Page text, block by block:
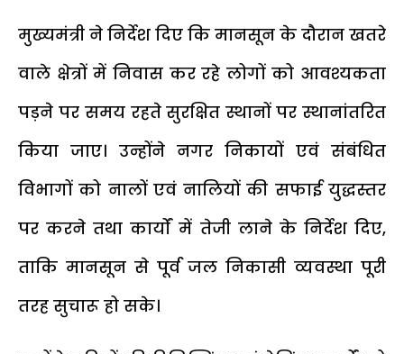
मुख्यमंत्री ने निर्देश दिए कि मानसून के दौरान खतरे
वाले क्षेत्रों में निवास कर रहे लोगों को आवश्यकता
पड़ने पर समय रहते सुरक्षित स्थानों पर स्थानांतरित
किया जाए। उन्होंने नगर निकायों एवं संबंधित
विभागों को नालों एवं नालियों की सफाई युद्धस्तर
पर करने तथा कार्यों में तेजी लाने के निर्देश दिए,
ताकि मानसून से पूर्व जल निकासी व्यवस्था पूरी
तरह सुचारू हो सके।